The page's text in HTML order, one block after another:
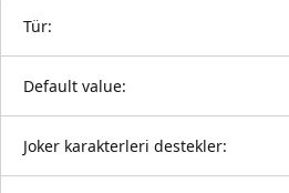
Tür:
Default value:
Joker karakterleri destekler: